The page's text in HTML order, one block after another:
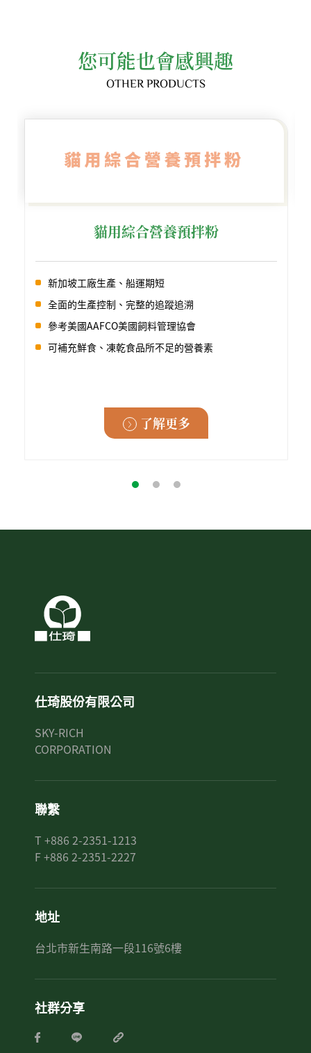
您可能也會感興趣
OTHER PRODUCTS
貓用綜合營養預拌粉
新加坡工廠生產、船運期短
全面的生產控制、完整的追蹤追溯
參考美國AAFCO美國飼料管理協會
可補充鮮食、凍乾食品所不足的營養素
了解更多
仕琦股份有限公司
SKY-RICH
CORPORATION
聯繫
T +886 2-2351-1213
F +886 2-2351-2227
地址
台北市新生南路一段116號6樓
社群分享